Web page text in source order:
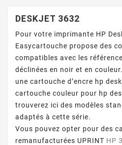
DESKJET 3632
Pour votre imprimante HP
Easycartouche propose des
compatibles avec les
déclinées en noir et en
une cartouche d’encre hp
cartouche couleur pour hp
trouverez ici des modèles
adaptés à cette série.
Vous pouvez opter pour des
remanufacturées UPRINT HP